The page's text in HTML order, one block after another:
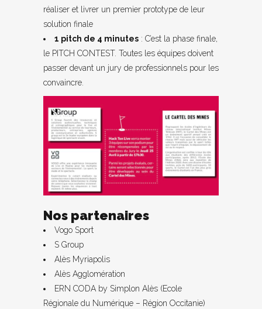
réaliser et livrer un premier prototype de leur
solution finale
1 pitch de 4 minutes : C’est la phase finale,
le PITCH CONTEST. Toutes les équipes doivent
passer devant un jury de professionnels pour les
convaincre.
Nos partenaires
Vogo Sport
S Group
Alès Myriapolis
Alès Agglomération
ERN CODA by Simplon Alès (Ecole
Régionale du Numérique – Région Occitanie)